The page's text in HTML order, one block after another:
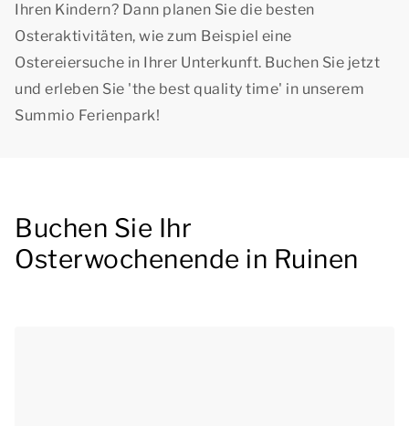
Ihren Kindern? Dann planen Sie die besten
Osteraktivitäten, wie zum Beispiel eine
Ostereiersuche in Ihrer Unterkunft. Buchen Sie jetzt
und erleben Sie 'the best quality time' in unserem
Summio Ferienpark!
Buchen Sie Ihr
Osterwochenende in Ruinen